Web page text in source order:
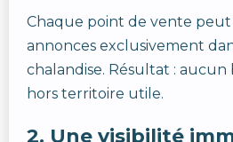
Chaque point de vente
annonces exclusivement
chalandise. Résultat :
hors territoire utile.
2. Une visibilité